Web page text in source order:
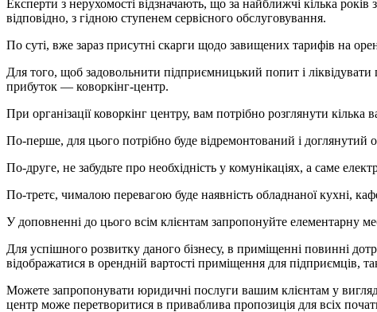
Експерти з нерухомості відзначають, що за найближчі кілька
відповідно, з гідною ступенем сервісного обслуговування.
По суті, вже зараз присутні скарги щодо завищених тарифів на
Для того, щоб задовольнити підприємницький попит і
прибуток — коворкінг-центр.
При організації коворкінг центру, вам потрібно розглянути кілька
По-перше, для цього потрібно буде відремонтований і
По-друге, не забудьте про необхідність у комунікаціях, а саме
По-третє, чималою перевагою буде наявність обладнаної кухні,
У доповненні до цього всім клієнтам запропонуйте елементарну
Для успішного розвитку даного бізнесу, в приміщенні повинні
відображатися в орендній вартості приміщення для підприємців,
Можете запропонувати юридичні послуги вашим клієнтам у
центр може перетворитися в приваблива пропозиція для всіх